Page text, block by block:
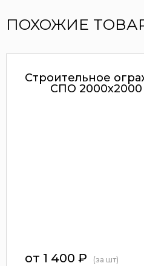
ПОХОЖИЕ
Строительное
СПО
от 1 400 ₽ (за шт)